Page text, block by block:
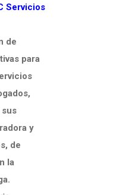
Servicios
de
para
y
de
la